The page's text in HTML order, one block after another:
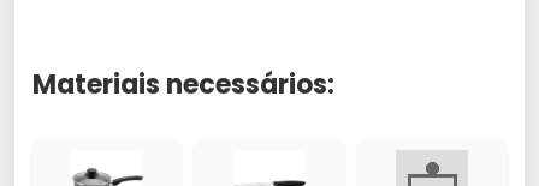
Materiais necessários: